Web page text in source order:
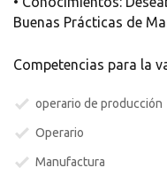
Buenas Prácticas de
Competencias para la
operario de producción
Operario
Manufactura